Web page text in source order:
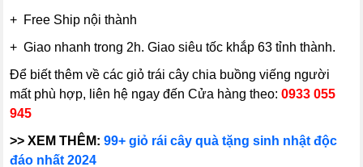
+ Free Ship nội thành
+ Giao nhanh trong 2h. Giao siêu tốc khắp 63 tỉnh thành.
Để biết thêm về các giỏ trái cây chia buồng viếng người
mất phù hợp, liên hệ ngay đến Cửa hàng theo:0933 055
945
>> XEM THÊM:99+ giỏ rái cây quà tặng sinh nhật độc
đáo nhất 2024